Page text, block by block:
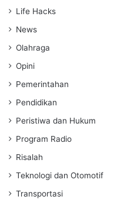
Life Hacks
News
Olahraga
Opini
Pemerintahan
Pendidikan
Peristiwa dan Hukum
Program Radio
Risalah
Teknologi dan Otomotif
Transportasi